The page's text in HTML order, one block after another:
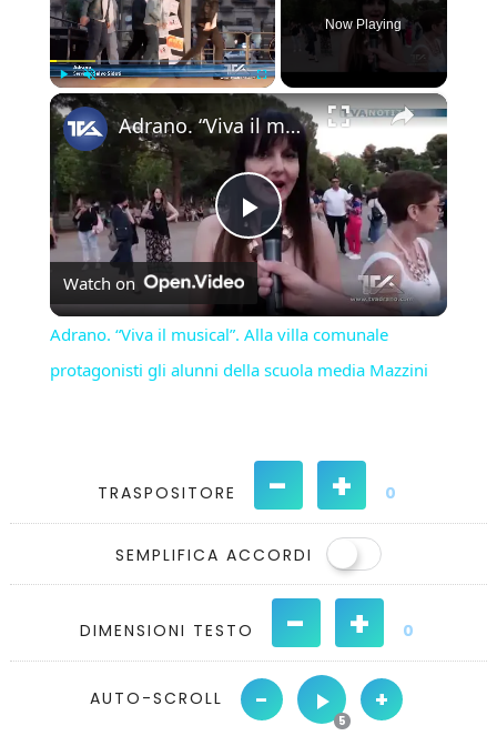
Play Unmute Fullscreen
Now Playing
×
Play
Video
Adrano. “Viva il musical”. Alla villa comunale protagonisti gli alunni della scuola media Mazzini
Watch on
Adrano. “Viva il musical”. Alla villa comunale
protagonisti gli alunni della scuola media Mazzini
TRASPOSITORE - + 0
SEMPLIFICA ACCORDI
DIMENSIONI TESTO - + 0
AUTO-SCROLL - +